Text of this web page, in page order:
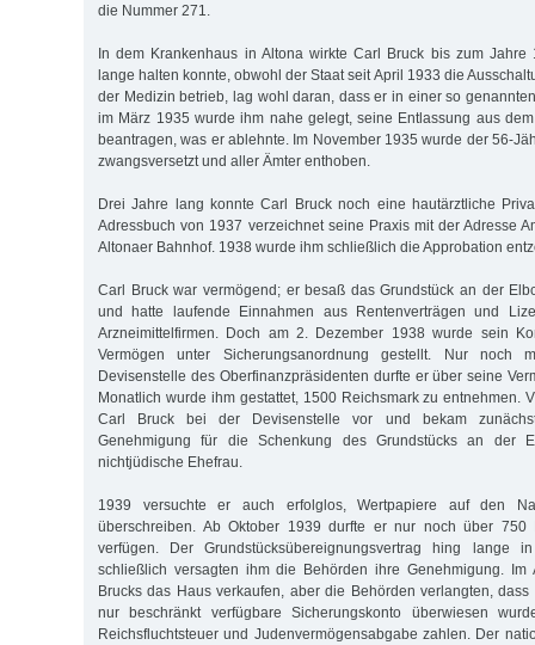
die Nummer 271.
In dem Krankenhaus in Altona wirkte Carl Bruck bis zum
lange halten konnte, obwohl der Staat seit April 1933 die
der Medizin betrieb, lag wohl daran, dass er in einer so
im März 1935 wurde ihm nahe gelegt, seine Entlassung aus
beantragen, was er ablehnte. Im November 1935 wurde der 56-
zwangsversetzt und aller Ämter enthoben.
Drei Jahre lang konnte Carl Bruck noch eine hautärztliche
Adressbuch von 1937 verzeichnet seine Praxis mit der Adresse
Altonaer Bahnhof. 1938 wurde ihm schließlich die Approbation
Carl Bruck war vermögend; er besaß das Grundstück an der
und hatte laufende Einnahmen aus Rentenverträgen und
Arzneimittelfirmen. Doch am 2. Dezember 1938 wurde sein
Vermögen unter Sicherungsanordnung gestellt. Nur noch
Devisenstelle des Oberfinanzpräsidenten durfte er über seine
Monatlich wurde ihm gestattet, 1500 Reichsmark zu entnehmen.
Carl Bruck bei der Devisenstelle vor und bekam
Genehmigung für die Schenkung des Grundstücks an der
nichtjüdische Ehefrau.
1939 versuchte er auch erfolglos, Wertpapiere auf den
überschreiben. Ab Oktober 1939 durfte er nur noch über 750
verfügen. Der Grundstücksübereignungsvertrag hing lange
schließlich versagten ihm die Behörden ihre Genehmigung.
Brucks das Haus verkaufen, aber die Behörden verlangten,
nur beschränkt verfügbare Sicherungskonto überwiesen
Reichsfluchtsteuer und Judenvermögensabgabe zahlen. Der